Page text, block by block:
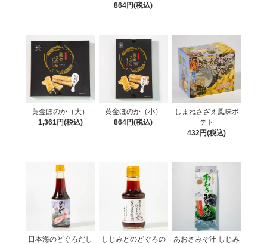
864円(税込)
黄金ほのか（大）
1,361円(税込)
黄金ほのか（小）
864円(税込)
しまねさざえ風味ポ
テト
432円(税込)
日本海のどぐろだし
しじみとのどぐろの
あおさみそ汁 しじみ